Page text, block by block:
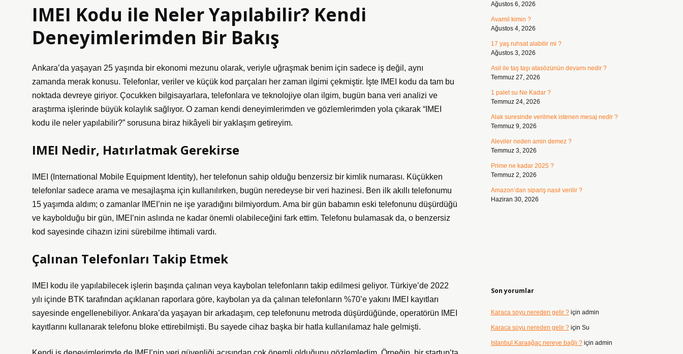
IMEI Kodu ile Neler Yapılabilir? Kendi
Deneyimlerimden Bir Bakış
Ankara’da yaşayan 25 yaşında bir ekonomi mezunu olarak, veriyle uğraşmak benim için sadece iş değil, aynı
zamanda merak konusu. Telefonlar, veriler ve küçük kod parçaları her zaman ilgimi çekmiştir. İşte IMEI kodu da tam bu
noktada devreye giriyor. Çocukken bilgisayarlara, telefonlara ve teknolojiye olan ilgim, bugün bana veri analizi ve
araştırma işlerinde büyük kolaylık sağlıyor. O zaman kendi deneyimlerimden ve gözlemlerimden yola çıkarak “IMEI
kodu ile neler yapılabilir?” sorusuna biraz hikâyeli bir yaklaşım getireyim.
IMEI Nedir, Hatırlatmak Gerekirse
IMEI (International Mobile Equipment Identity), her telefonun sahip olduğu benzersiz bir kimlik numarası. Küçükken
telefonlar sadece arama ve mesajlaşma için kullanılırken, bugün neredeyse bir veri hazinesi. Ben ilk akıllı telefonumu
15 yaşımda aldım; o zamanlar IMEI’nin ne işe yaradığını bilmiyordum. Ama bir gün babamın eski telefonunu düşürdüğü
ve kaybolduğu bir gün, IMEI’nin aslında ne kadar önemli olabileceğini fark ettim. Telefonu bulamasak da, o benzersiz
kod sayesinde cihazın izini sürebilme ihtimali vardı.
Çalınan Telefonları Takip Etmek
IMEI kodu ile yapılabilecek işlerin başında çalınan veya kaybolan telefonların takip edilmesi geliyor. Türkiye’de 2022
yılı içinde BTK tarafından açıklanan raporlara göre, kaybolan ya da çalınan telefonların %70’e yakını IMEI kayıtları
sayesinde engellenebiliyor. Ankara’da yaşayan bir arkadaşım, cep telefonunu metroda düşürdüğünde, operatörün IMEI
kayıtlarını kullanarak telefonu bloke ettirebilmişti. Bu sayede cihaz başka bir hatla kullanılamaz hale gelmişti.
Ağustos 6, 2026
Avamil kimin ?
Ağustos 4, 2026
17 yaş ruhsat alabilir mi ?
Ağustos 3, 2026
Asil ile taş taşı atasözünün devamı nedir ?
Temmuz 27, 2026
1 palet su Ne Kadar ?
Temmuz 24, 2026
Alak suresinde verilmek istenen mesaj nedir ?
Temmuz 9, 2026
Aleviler neden amin demez ?
Temmuz 3, 2026
Prime ne kadar 2025 ?
Temmuz 2, 2026
Amazon’dan sipariş nasıl verilir ?
Haziran 30, 2026
Son yorumlar
Karaca soyu nereden gelir ?için admin
Karaca soyu nereden gelir ?için Su
Istanbul Karaağaç nereye bağlı ?için admin